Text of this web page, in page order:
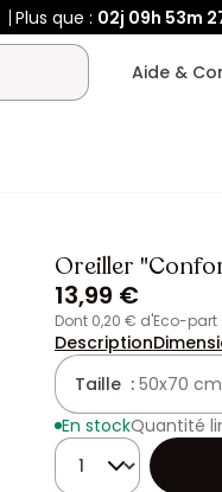
Plus que : 02j 09h 53m
Aide &
Oreiller
13,99 €
dont 0,20 € d'Eco-part
Description
Taille : 50x70 cm
En stockQuantité
Quantité